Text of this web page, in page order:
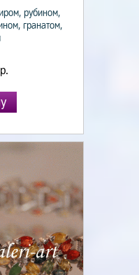
рубином,
гранатом,